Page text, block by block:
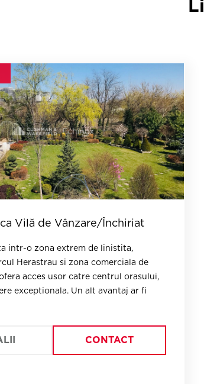
Vilă de Vânzare/Închiriat
intr-o zona extrem de linistita,
Herastrau si zona comerciala de
acces usor catre centrul orasului,
exceptionala. Un alt avantaj ar fi
asupra Lacului Tei din apropiere.
CONTACT